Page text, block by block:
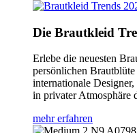
Die Brautkleid
Erlebe die neuesten
persönlichen
internationale
in privater Atmosphäre
mehr erfahren